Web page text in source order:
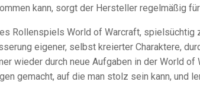
kann, sorgt der Hersteller regelmäßig
Rollenspiels World of Warcraft, spielsüchtig
eigener, selbst kreierter Charaktere,
wieder durch neue Aufgaben in der World of
gemacht, auf die man stolz sein kann, und